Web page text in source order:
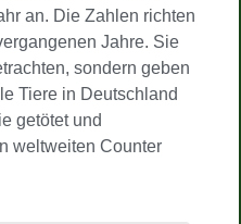
an. Die Zahlen richten
Jahre. Sie
sondern geben
Tiere in Deutschland
getötet und
weltweiten Counter